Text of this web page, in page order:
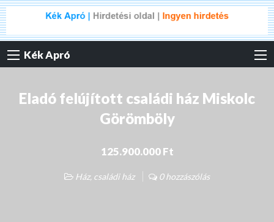
Kék Apró
Eladó felújított családi ház Miskolc
Görömböly
125.900.000 Ft
Ház, családi ház 0 hozzászólás